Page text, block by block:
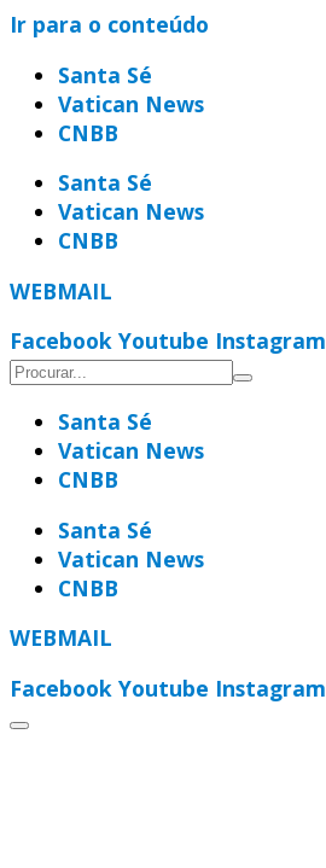
Ir para o conteúdo
Santa Sé
Vatican News
CNBB
Santa Sé
Vatican News
CNBB
WEBMAIL
Facebook Youtube Instagram
Santa Sé
Vatican News
CNBB
Santa Sé
Vatican News
CNBB
WEBMAIL
Facebook Youtube Instagram